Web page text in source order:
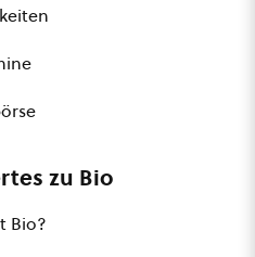
zu Bio
Bio?